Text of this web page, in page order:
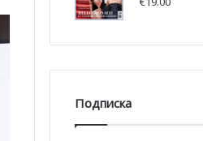
Подписка